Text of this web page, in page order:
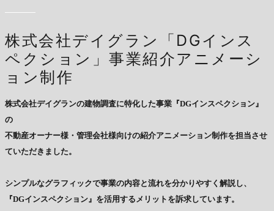
株式会社デイグラン「DGインス
ペクション」事業紹介アニメーシ
ョン制作
株式会社デイグランの建物調査に特化した事業『DGインスペクション』
の
不動産オーナー様・管理会社様向けの紹介アニメーション制作を担当させ
ていただきました。
シンプルなグラフィックで事業の内容と流れを分かりやすく解説し、
『DGインスペクション』を活用するメリットを訴求しています。